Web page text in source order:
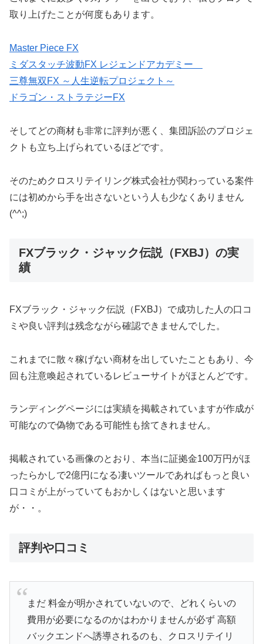
取り上げたことが何度もあります。
Master Piece FX
ミダスタッチ波動FX レジェンドアカデミー
三尊無双FX ～人生逆転プロジェクト～
ドラゴン・ストラテジーFX
そしてどの商材も非常に評判が悪く、集団訴訟のプロジェ
クトも立ち上げられているほどです。
そのためクロスリテイリング株式会社が関わっている案件
には初めから手を出さないという人も少なくありません
(^^;)
FXブラック・ジャック伝説（FXBJ）の実
績
FXブラック・ジャック伝説（FXBJ）で成功した人の口コ
ミや良い評判は残念ながら確認できませんでした。
これまでに散々稼げない商材を出していたこともあり、今
回も注意喚起されているレビューサイトがほとんどです。
ランディングページには実績を掲載されていますが作成が
可能なので偽物である可能性も捨てきれません。
掲載されている画像のとおり、本当に証拠金100万円がほ
ったらかしで2億円になる凄いツールであればもっと良い
口コミが上がっていてもおかしくはないと思います
が・・。
評判や口コミ
まだ 料金が明かされていないので、どれくらいの
費用が必要になるのかはわかりませんが必ず 高額
バックエンドへ誘導されるのも、クロスリテイリ